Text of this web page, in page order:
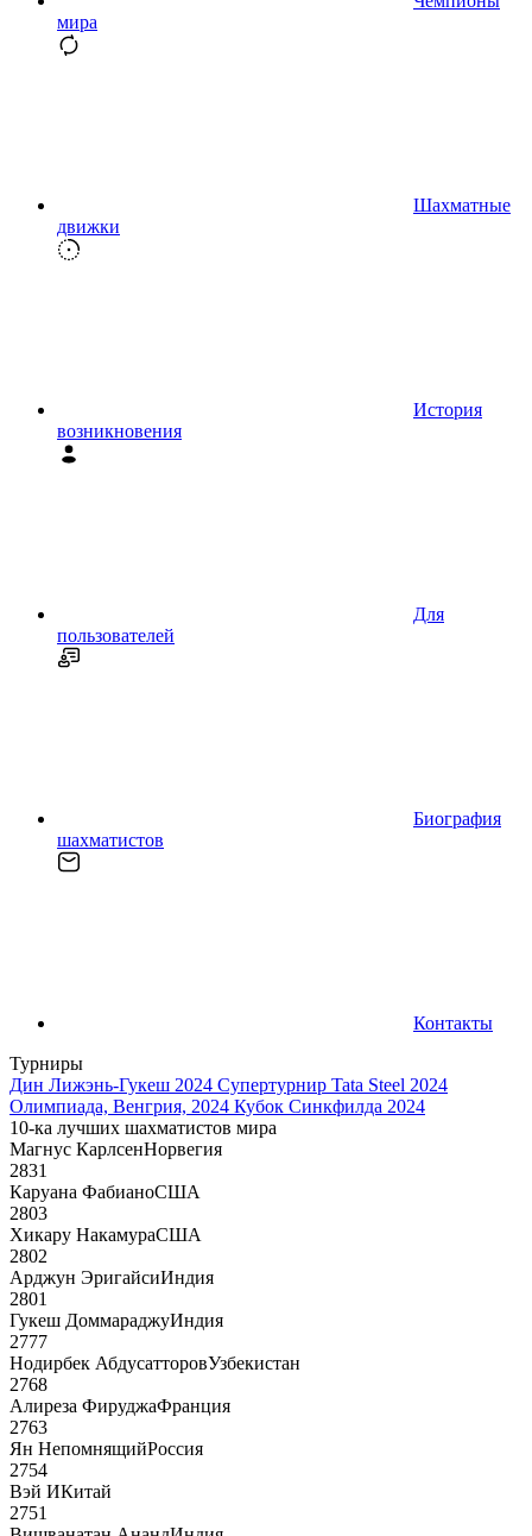
мира
Шахматные
движки
История
возникновения
Для
пользователей
Биография
шахматистов
Контакты
Турниры
Дин Лижэнь-Гукеш 2024 Супертурнир Tata Steel 2024
Олимпиада, Венгрия, 2024 Кубок Синкфилда 2024
10-ка лучших шахматистов мира
Магнус КарлсенНорвегия
2831
Каруана ФабианоСША
2803
Хикару НакамураСША
2802
Арджун ЭригайсиИндия
2801
Гукеш ДоммараджуИндия
2777
Нодирбек АбдусатторовУзбекистан
2768
Алиреза ФируджаФранция
2763
Ян НепомнящийРоссия
2754
Вэй ИКитай
2751